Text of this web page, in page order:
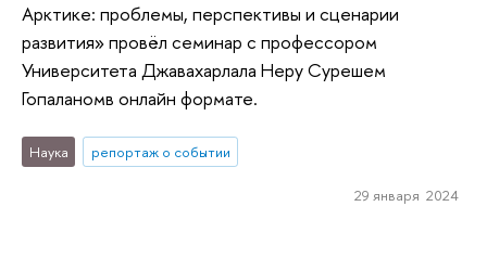
Арктике: проблемы, перспективы и сценарии
развития» провёл семинар с профессором
Университета Джавахарлала Неру Сурешем
Гопаланомв онлайн формате.
Наука репортаж о событии
29 января 2024